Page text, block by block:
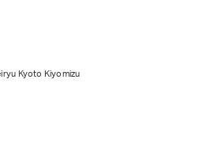
Kyoto Kiyomizu